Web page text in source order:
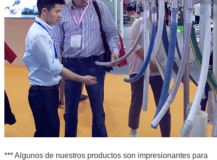
*** Algunos de nuestros productos son impresionantes para